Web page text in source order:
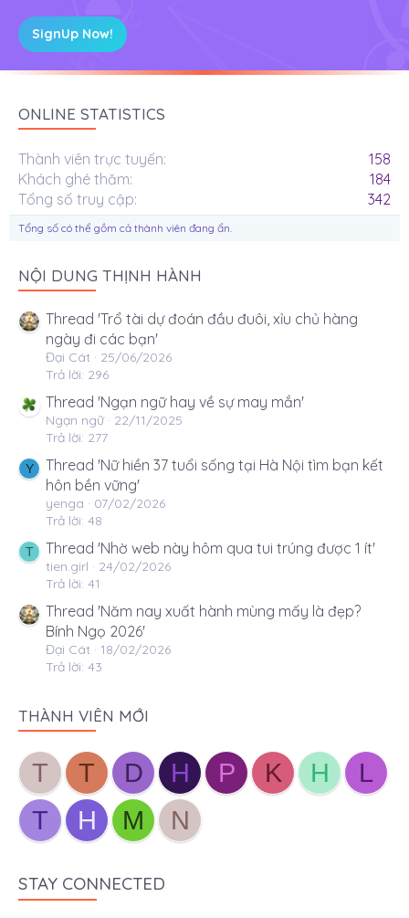
SignUp Now!
ONLINE STATISTICS
Thành viên trực tuyến
158
Khách ghé thăm
184
Tổng số truy cập
342
Tổng số có thể gồm cả thành viên đang ẩn.
NỘI DUNG THỊNH HÀNH
Thread 'Trổ tài dự đoán đầu đuôi, xỉu chủ hàng
ngày đi các bạn'
Đại Cát
25/06/2026
Trả lời: 296
Thread 'Ngạn ngữ hay về sự may mắn'
Ngạn ngữ
22/11/2025
Trả lời: 277
Y
Thread 'Nữ hiền 37 tuổi sống tại Hà Nội tìm bạn kết
hôn bền vững'
yenga
07/02/2026
Trả lời: 48
T Thread 'Nhờ web này hôm qua tui trúng được 1 ít'
tien.girl
24/02/2026
Trả lời: 41
Thread 'Năm nay xuất hành mùng mấy là đẹp?
Bính Ngọ 2026'
Đại Cát
18/02/2026
Trả lời: 43
THÀNH VIÊN MỚI
T T D H P K H
L
T
H M N
STAY CONNECTED